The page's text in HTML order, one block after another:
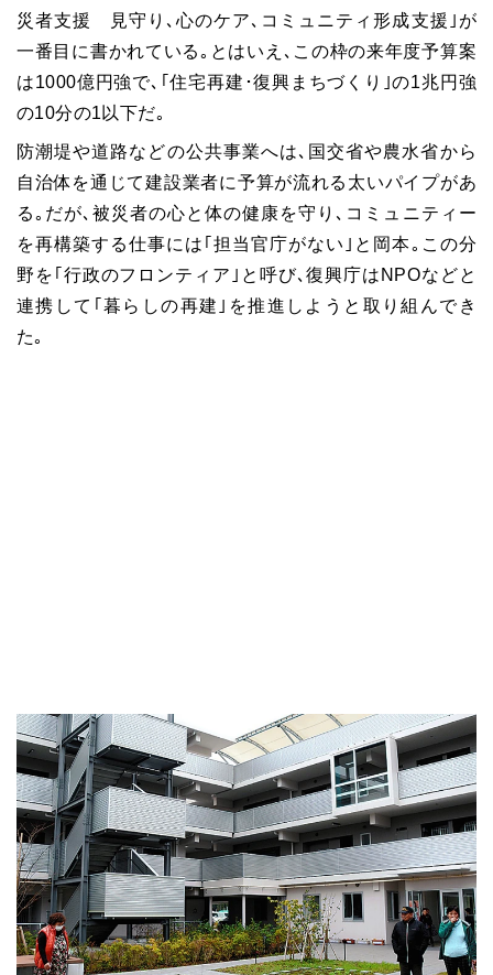
災者支援 見守り､心のケア､コミュニティ形成支援｣が
一番目に書かれている｡とはいえ､この枠の来年度予算案
は1000億円強で､｢住宅再建･復興まちづくり｣の1兆円強
の10分の1以下だ｡
防潮堤や道路などの公共事業へは､国交省や農水省から
自治体を通じて建設業者に予算が流れる太いパイプがあ
る｡だが､被災者の心と体の健康を守り､コミュニティー
を再構築する仕事には｢担当官庁がない｣と岡本｡この分
野を｢行政のフロンティア｣と呼び､復興庁はNPOなどと
連携して｢暮らしの再建｣を推進しようと取り組んでき
た｡